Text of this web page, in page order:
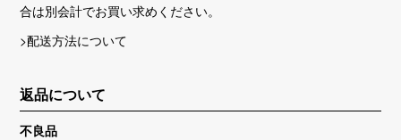
合は別会計でお買い求めください。
>配送方法について
返品について
不良品